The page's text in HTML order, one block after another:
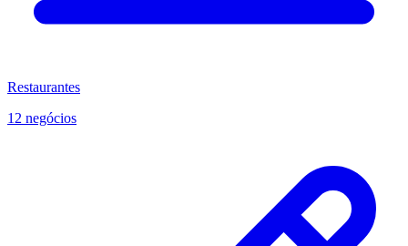
Restaurantes
12 negócios